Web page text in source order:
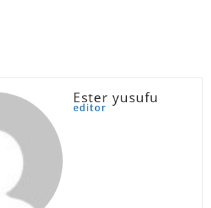
Ester yusufu
editor